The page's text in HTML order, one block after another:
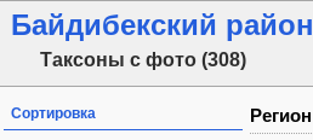
Байдибекский район
Таксоны с фото (308)
Сортировка Регион